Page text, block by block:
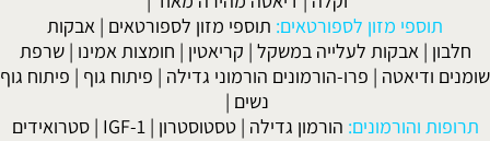
תוספי מזון לספורטאים: תוספי מזון לספורטאים | אבקות
חלבון | אבקות לעלייה במשקל | קריאטין | חומצות אמינו |שרפת
שומנים ודיאטה | פרו-הורמונים הורמוני גדילה | פיתוח גוף | פיתוח גוף
נשים |
תרופות והורמונים: הורמון גדילה |טסטוסטרון |
IGF-1
|סטרואידים